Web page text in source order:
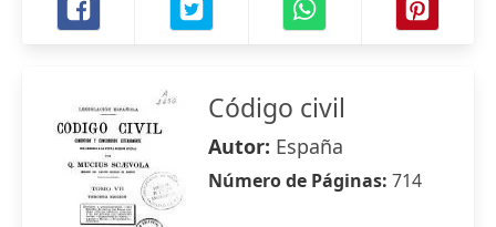
Código civil
Autor: España
Número de Páginas: 714